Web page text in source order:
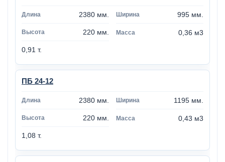
2380 мм. 995 мм.
220 мм. 0,36 м3
0,91 т.
ПБ 24-12
2380 мм. 1195 мм.
220 мм. 0,43 м3
1,08 т.